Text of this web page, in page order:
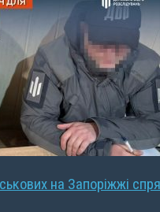
на Запоріжжі